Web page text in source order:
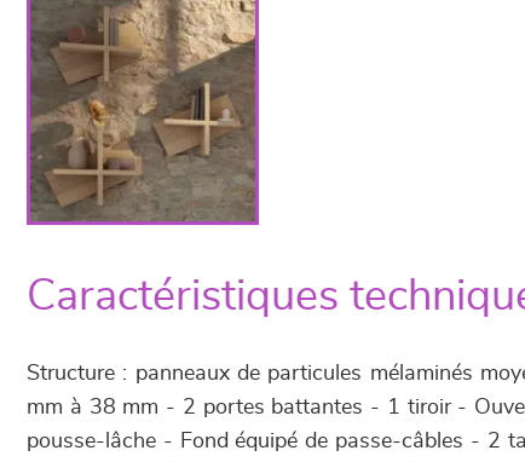
Caractéristiques
Structure : panneaux de particules mélaminés
mm à 38 mm - 2 portes battantes - 1 tiroir -
pousse-lâche - Fond équipé de passe-câbles - 2